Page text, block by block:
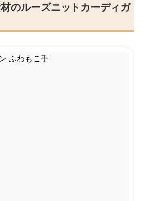
のルーズニットカーディガ